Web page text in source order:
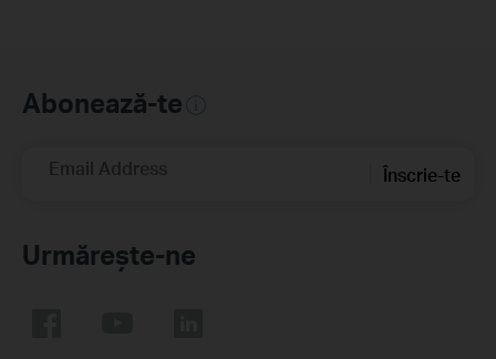
Abonează-te
Email Address Înscrie-te
Urmărește-ne